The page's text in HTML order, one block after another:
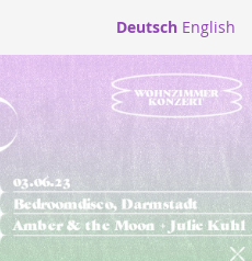
Deutsch English